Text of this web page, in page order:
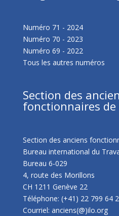
Numéro 71 - 2024
Numéro 70 - 2023
Numéro 69 - 2022
Tous les autres numéros
Section des
fonctionnaires de
Section des anciens
Bureau international du
Bureau 6-029
4, route des Morillons
CH 1211 Genève 22
Téléphone: (+41) 22 799 64
Courriel: anciens(@)ilo.org